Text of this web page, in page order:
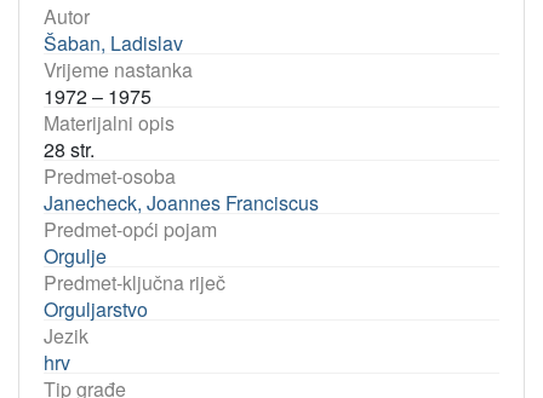
Autor
Šaban, Ladislav
Vrijeme nastanka
1972 – 1975
Materijalni opis
28 str.
Predmet-osoba
Janecheck, Joannes Franciscus
Predmet-opći pojam
Orgulje
Predmet-ključna riječ
Orguljarstvo
Jezik
hrv
Tip građe